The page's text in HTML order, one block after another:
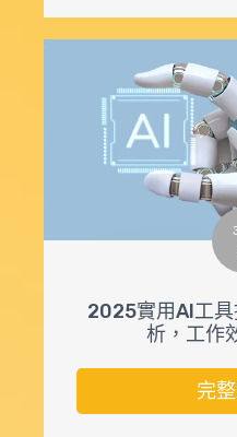
2025實用AI工
析，工作
完